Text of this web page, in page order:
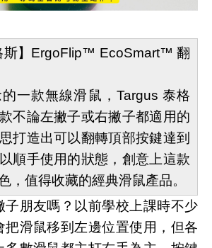
斯】ErgoFlip™ EcoSmart™ 翻
一款無線滑鼠，Targus 泰格
不論左撇子或右撇子都適用的
打造出可以翻轉頂部按鍵達到
順手使用的狀態，創意上這款
，值得收藏的經典滑鼠產品。
子朋友嗎？以前學校上課時不少
把滑鼠移到左邊位置使用，但各